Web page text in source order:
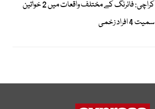
کراچی: فائرنگ کے مختلف واقعات میں 2 خواتین
سمیت 4 افراد زخمی